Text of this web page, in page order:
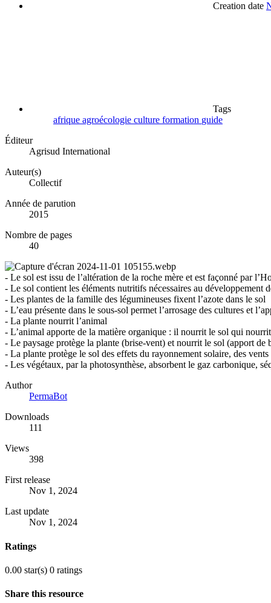
Creation date
Tags
afrique agroécologie culture formation guide
Éditeur
Agrisud International
Auteur(s)
Collectif
Année de parution
2015
Nombre de pages
40
- Le sol est issu de l’altération de la roche mère et est façonné par
- Le sol contient les éléments nutritifs nécessaires au développement
- Les plantes de la famille des légumineuses fixent l’azote dans le sol
- L’eau présente dans le sous-sol permet l’arrosage des cultures et
- La plante nourrit l’animal
- L’animal apporte de la matière organique : il nourrit le sol qui
- Le paysage protège la plante (brise-vent) et nourrit le sol (apport de
- La plante protège le sol des effets du rayonnement solaire, des
- Les végétaux, par la photosynthèse, absorbent le gaz carbonique,
Author
PermaBot
Downloads
111
Views
398
First release
Nov 1, 2024
Last update
Nov 1, 2024
Ratings
0.00 star(s) 0 ratings
Share this resource